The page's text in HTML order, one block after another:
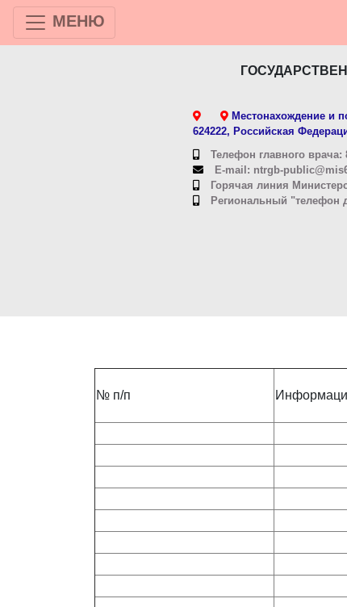
МЕНЮ
Местонахождение и
624222, Российская
Телефон главного врача:
E-mail: ntrgb-
Горячая линия
Региональный "телефон
№ п/п